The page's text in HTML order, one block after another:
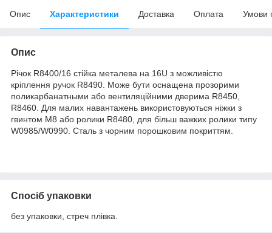
Опис Характеристики Доставка Оплата Умови
Опис
Річок R8400/16 стійка металева на 16U з можливістю
кріплення ручок R8490. Може бути оснащена прозорими
поликарбанатными або вентиляційними дверима R8450,
R8460. Для малих навантажень використовуються ніжки з
гвинтом М8 або ролики R8480, для більш важких ролики типу
W0985/W0990. Сталь з чорним порошковим покриттям.
Спосіб упаковки
без упаковки, стреч плівка.